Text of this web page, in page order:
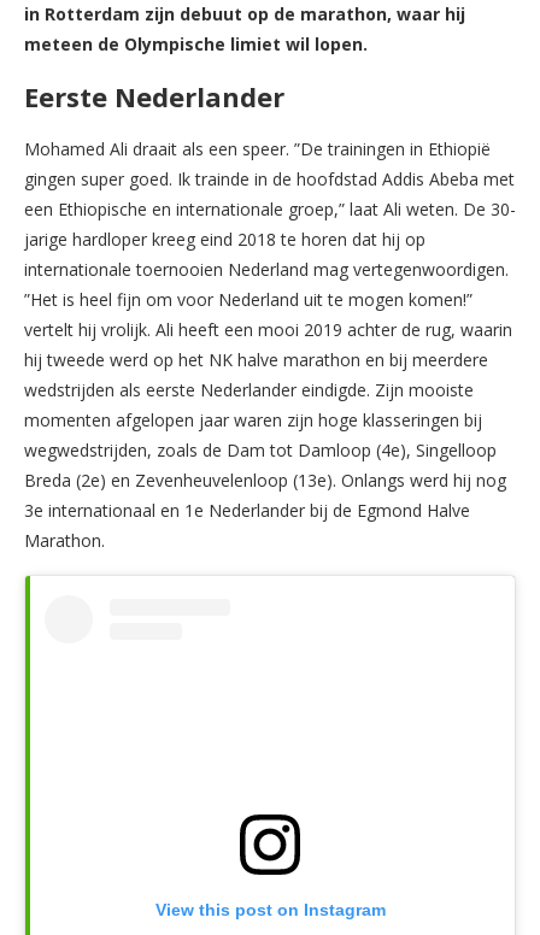
in Rotterdam zijn debuut op de marathon, waar hij
meteen de Olympische limiet wil lopen.
Eerste Nederlander
Mohamed Ali draait als een speer. ”De trainingen in Ethiopië
gingen super goed. Ik trainde in de hoofdstad Addis Abeba met
een Ethiopische en internationale groep,” laat Ali weten. De 30-
jarige hardloper kreeg eind 2018 te horen dat hij op
internationale toernooien Nederland mag vertegenwoordigen.
”Het is heel fijn om voor Nederland uit te mogen komen!”
vertelt hij vrolijk. Ali heeft een mooi 2019 achter de rug, waarin
hij tweede werd op het NK halve marathon en bij meerdere
wedstrijden als eerste Nederlander eindigde. Zijn mooiste
momenten afgelopen jaar waren zijn hoge klasseringen bij
wegwedstrijden, zoals de Dam tot Damloop (4e), Singelloop
Breda (2e) en Zevenheuvelenloop (13e). Onlangs werd hij nog
3e internationaal en 1e Nederlander bij de Egmond Halve
Marathon.
View this post on Instagram